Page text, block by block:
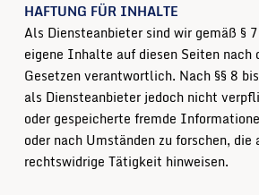
HAFTUNG FÜR INHALTE
Als Diensteanbieter sind wir gemäß §
eigene Inhalte auf diesen Seiten nach
Gesetzen verantwortlich. Nach §§ 8
als Diensteanbieter jedoch nicht
oder gespeicherte fremde
oder nach Umständen zu forschen, die
rechtswidrige Tätigkeit hinweisen.